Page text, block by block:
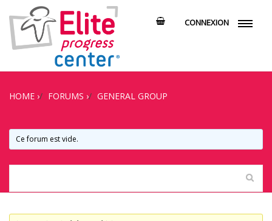
CONNEXION
HOME › FORUMS › GENERAL GROUP
Ce forum est vide.